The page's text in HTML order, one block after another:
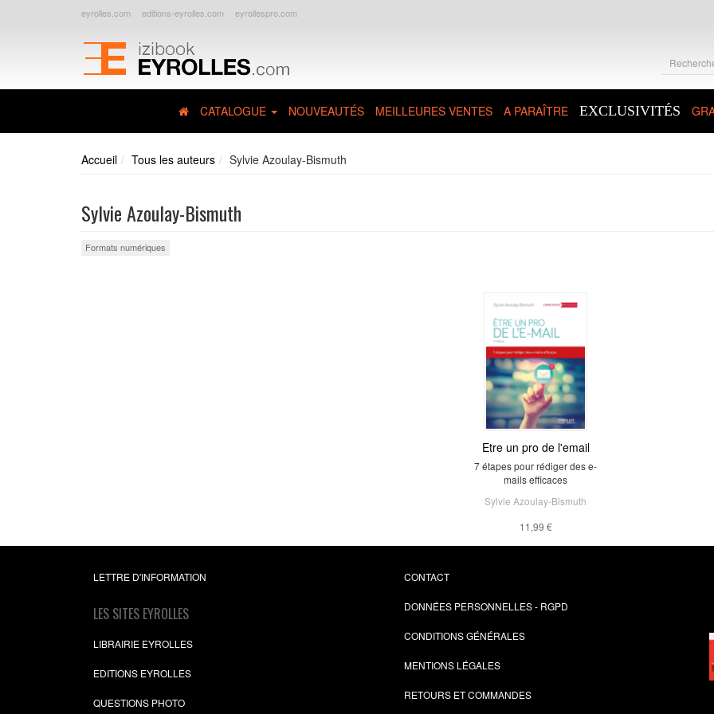
eyrolles.com editions-eyrolles.com eyrollespro.com
CATALOGUE NOUVEAUTÉS MEILLEURES VENTES A PARAÎTRE EXCLUSIVITÉS
Accueil Tous les auteurs Sylvie Azoulay-Bismuth
Sylvie Azoulay-Bismuth
Formats numériques
Etre un pro de l'email
7 étapes pour rédiger des e-
mails efficaces
Sylvie Azoulay-Bismuth
11,99 €
LETTRE D'INFORMATION
LES SITES EYROLLES
LIBRAIRIE EYROLLES
EDITIONS EYROLLES
QUESTIONS PHOTO
CONTACT
DONNÉES PERSONNELLES - RGPD
CONDITIONS GÉNÉRALES
MENTIONS LÉGALES
RETOURS ET COMMANDES